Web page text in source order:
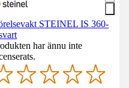
STEINEL IS 360-
har ännu inte